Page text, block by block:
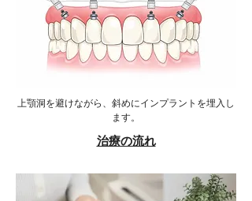
上顎洞を避けながら、斜めにインプラントを埋入し
ます。
​治療の流れ